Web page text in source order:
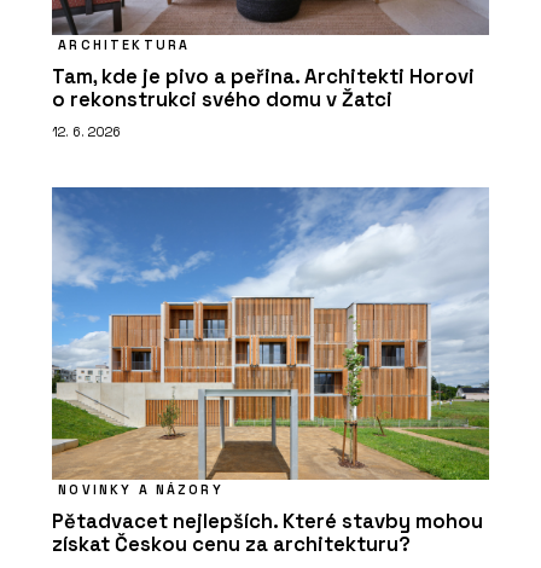
ARCHITEKTURA
Tam, kde je pivo a peřina. Architekti Horovi
o rekonstrukci svého domu v Žatci
12. 6. 2026
NOVINKY A NÁZORY
Pětadvacet nejlepších. Které stavby mohou
získat Českou cenu za architekturu?